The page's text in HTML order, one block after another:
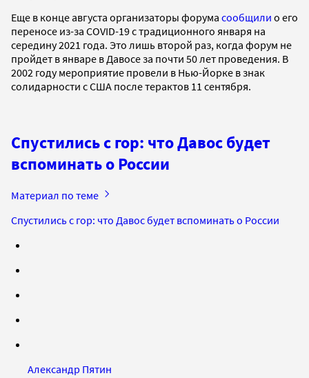
Еще в конце августа организаторы форума сообщили о его
переносе из-за COVID-19 с традиционного января на
середину 2021 года. Это лишь второй раз, когда форум не
пройдет в январе в Давосе за почти 50 лет проведения. В
2002 году мероприятие провели в Нью-Йорке в знак
солидарности с США после терактов 11 сентября.
Спустились с гор: что Давос будет
вспоминать о России
Материал по теме
Спустились с гор: что Давос будет вспоминать о России
Александр Пятин